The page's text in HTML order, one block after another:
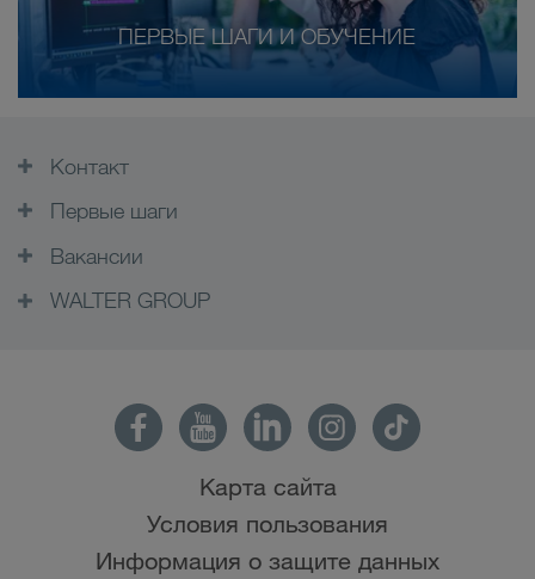
ПЕРВЫЕ ШАГИ И ОБУЧЕНИЕ
Контакт
Первые шаги
Вакансии
WALTER GROUP
Карта сайта
Условия пользования
Информация о защите данных